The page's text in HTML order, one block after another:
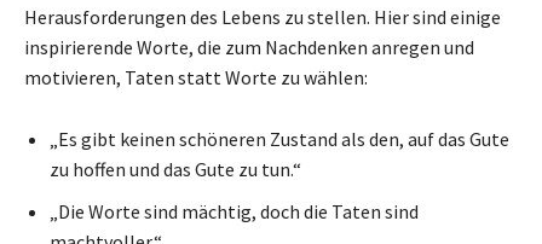
Herausforderungen des Lebens zu stellen. Hier sind einige
inspirierende Worte, die zum Nachdenken anregen und
motivieren, Taten statt Worte zu wählen:
„Es gibt keinen schöneren Zustand als den, auf das Gute
zu hoffen und das Gute zu tun.“
„Die Worte sind mächtig, doch die Taten sind